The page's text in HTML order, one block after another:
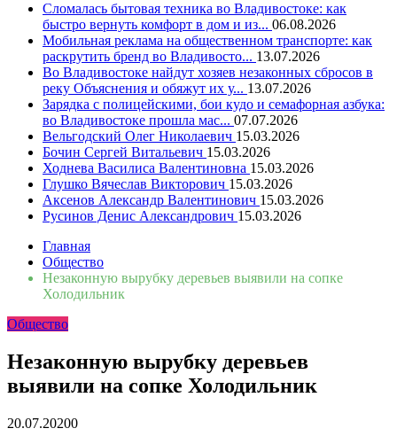
Сломалась бытовая техника во Владивостоке: как
быстро вернуть комфорт в дом и из... 06.08.2026
Мобильная реклама на общественном транспорте: как
раскрутить бренд во Владивосто... 13.07.2026
Во Владивостоке найдут хозяев незаконных сбросов в
реку Объяснения и обяжут их у... 13.07.2026
Зарядка с полицейскими, бои кудо и семафорная азбука:
во Владивостоке прошла мас... 07.07.2026
Вельгодский Олег Николаевич 15.03.2026
Бочин Сергей Витальевич 15.03.2026
Ходнева Василиса Валентиновна 15.03.2026
Глушко Вячеслав Викторович 15.03.2026
Аксенов Александр Валентинович 15.03.2026
Русинов Денис Александрович 15.03.2026
Главная
Общество
Незаконную вырубку деревьев выявили на сопке
Холодильник
Общество
Незаконную вырубку деревьев
выявили на сопке Холодильник
20.07.20200